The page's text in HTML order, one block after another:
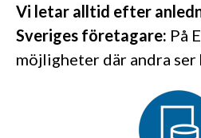
Vi letar alltid efter
Sveriges företagare: På
möjligheter där andra ser